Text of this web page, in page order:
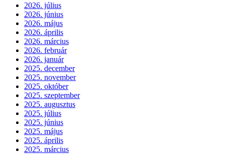
2026. július
2026. június
2026. május
2026. április
2026. március
2026. február
2026. január
2025. december
2025. november
2025. október
2025. szeptember
2025. augusztus
2025. július
2025. június
2025. május
2025. április
2025. március